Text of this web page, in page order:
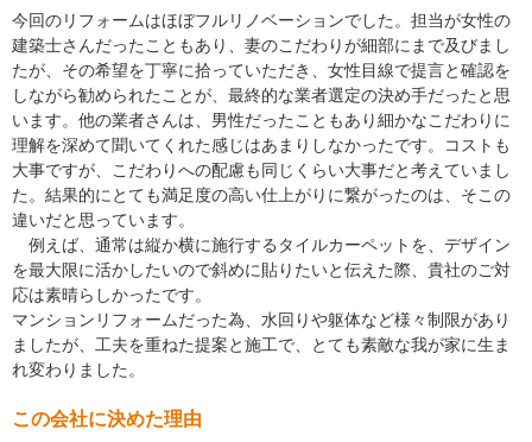
今回のリフォームはほぼフルリノベーションでした。担当が女性の
建築士さんだったこともあり、妻のこだわりが細部にまで及びまし
たが、その希望を丁寧に拾っていただき、女性目線で提言と確認を
しながら勧められたことが、最終的な業者選定の決め手だったと思
います。他の業者さんは、男性だったこともあり細かなこだわりに
理解を深めて聞いてくれた感じはあまりしなかったです。コストも
大事ですが、こだわりへの配慮も同じくらい大事だと考えていまし
た。結果的にとても満足度の高い仕上がりに繋がったのは、そこの
違いだと思っています。
例えば、通常は縦か横に施行するタイルカーペットを、デザイン
を最大限に活かしたいので斜めに貼りたいと伝えた際、貴社のご対
応は素晴らしかったです。
マンションリフォームだった為、水回りや躯体など様々制限があり
ましたが、工夫を重ねた提案と施工で、とても素敵な我が家に生ま
れ変わりました。
この会社に決めた理由